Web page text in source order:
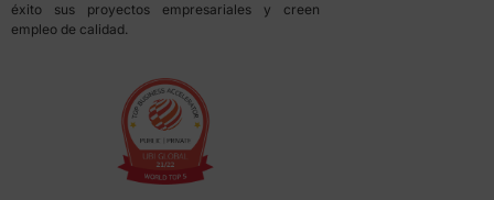
éxito sus proyectos empresariales y creen
empleo de calidad.